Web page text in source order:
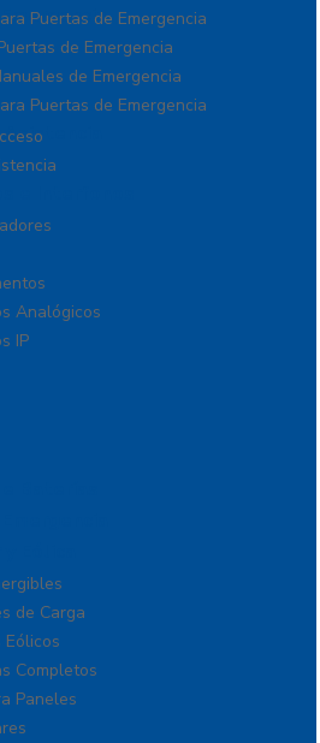
Puertas de Emergencia
de Emergencia
de Emergencia
Puertas de Emergencia
e Interfonos
Analógicos
IP
Baterías
Eólica
de Carga
Eólicos
Completos
Paneles